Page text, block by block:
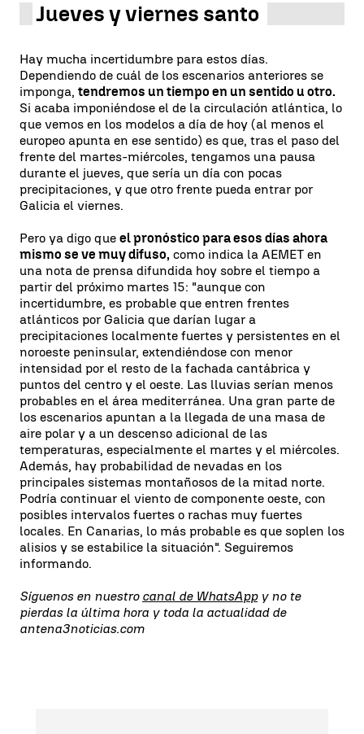
Jueves y viernes santo
Hay mucha incertidumbre para estos días.
Dependiendo de cuál de los escenarios anteriores se
imponga, tendremos un tiempo en un sentido u otro.
Si acaba imponiéndose el de la circulación atlántica, lo
que vemos en los modelos a día de hoy (al menos el
europeo apunta en ese sentido) es que, tras el paso del
frente del martes-miércoles, tengamos una pausa
durante el jueves, que sería un día con pocas
precipitaciones, y que otro frente pueda entrar por
Galicia el viernes.
Pero ya digo que el pronóstico para esos días ahora
mismo se ve muy difuso, como indica la AEMET en
una nota de prensa difundida hoy sobre el tiempo a
partir del próximo martes 15: "aunque con
incertidumbre, es probable que entren frentes
atlánticos por Galicia que darían lugar a
precipitaciones localmente fuertes y persistentes en el
noroeste peninsular, extendiéndose con menor
intensidad por el resto de la fachada cantábrica y
puntos del centro y el oeste. Las lluvias serían menos
probables en el área mediterránea. Una gran parte de
los escenarios apuntan a la llegada de una masa de
aire polar y a un descenso adicional de las
temperaturas, especialmente el martes y el miércoles.
Además, hay probabilidad de nevadas en los
principales sistemas montañosos de la mitad norte.
Podría continuar el viento de componente oeste, con
posibles intervalos fuertes o rachas muy fuertes
locales. En Canarias, lo más probable es que soplen los
alisios y se estabilice la situación". Seguiremos
informando.
Síguenos en nuestro canal de WhatsAppy no te
pierdas la última hora y toda la actualidad de
antena3noticias.com